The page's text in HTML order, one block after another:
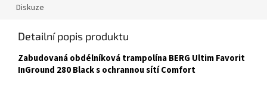
Diskuze
Detailní popis produktu
Zabudovaná obdélníková trampolína BERG Ultim Favorit
InGround 280 Black s ochrannou sítí Comfort